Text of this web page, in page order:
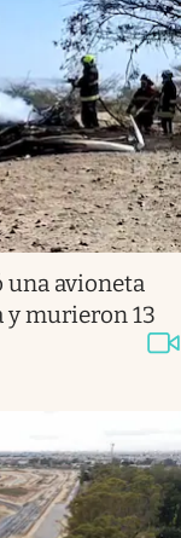
una avioneta
y murieron 13